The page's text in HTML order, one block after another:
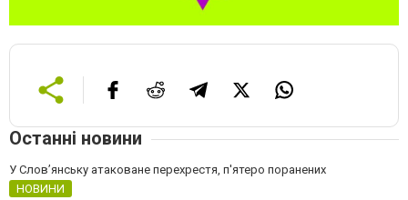
Останні новини
У Слов’янську атаковане перехрестя, п'ятеро поранених
НОВИНИ